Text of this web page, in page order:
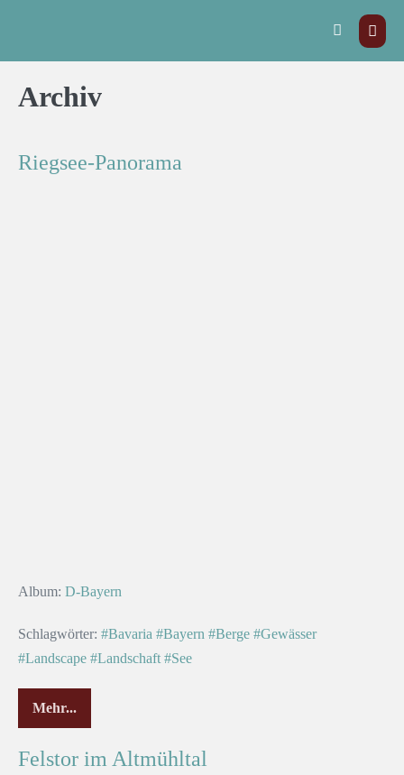
Archiv
Riegsee-Panorama
Album: D-Bayern
Schlagwörter: #Bavaria #Bayern #Berge #Gewässer
#Landscape #Landschaft #See
Mehr...
Felstor im Altmühltal